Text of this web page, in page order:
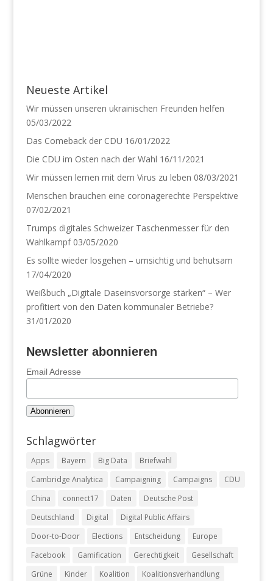
Neueste Artikel
Wir müssen unseren ukrainischen Freunden helfen
05/03/2022
Das Comeback der CDU 16/01/2022
Die CDU im Osten nach der Wahl 16/11/2021
Wir müssen lernen mit dem Virus zu leben 08/03/2021
Menschen brauchen eine coronagerechte Perspektive
07/02/2021
Trumps digitales Schweizer Taschenmesser für den
Wahlkampf 03/05/2020
Es sollte wieder losgehen – umsichtig und behutsam
17/04/2020
Weißbuch „Digitale Daseinsvorsorge stärken“ – Wer
profitiert von den Daten kommunaler Betriebe?
31/01/2020
Newsletter abonnieren
Email Adresse
Schlagwörter
Apps Bayern Big Data
Briefwahl
Cambridge Analytica
Campaigning Campaigns
CDU
China
connect17 Daten
Deutsche Post
Deutschland
Digital
Digital Public Affairs
Door-to-Door
Elections Entscheidung
Europe
Facebook
Gamification Gerechtigkeit
Gesellschaft
Grüne
Kinder Koalition
Koalitionsverhandlung